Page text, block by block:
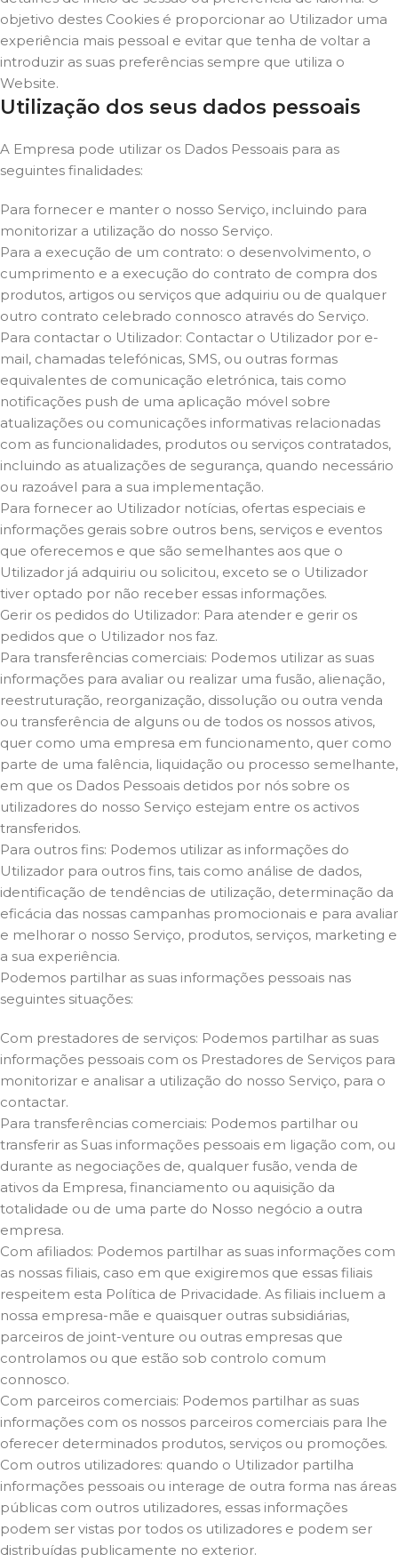
objetivo destes Cookies é proporcionar ao Utilizador uma
experiência mais pessoal e evitar que tenha de voltar a
introduzir as suas preferências sempre que utiliza o
Website.
Utilização dos seus dados pessoais
A Empresa pode utilizar os Dados Pessoais para as
seguintes finalidades:
Para fornecer e manter o nosso Serviço, incluindo para
monitorizar a utilização do nosso Serviço.
Para a execução de um contrato: o desenvolvimento, o
cumprimento e a execução do contrato de compra dos
produtos, artigos ou serviços que adquiriu ou de qualquer
outro contrato celebrado connosco através do Serviço.
Para contactar o Utilizador: Contactar o Utilizador por e-
mail, chamadas telefónicas, SMS, ou outras formas
equivalentes de comunicação eletrónica, tais como
notificações push de uma aplicação móvel sobre
atualizações ou comunicações informativas relacionadas
com as funcionalidades, produtos ou serviços contratados,
incluindo as atualizações de segurança, quando necessário
ou razoável para a sua implementação.
Para fornecer ao Utilizador notícias, ofertas especiais e
informações gerais sobre outros bens, serviços e eventos
que oferecemos e que são semelhantes aos que o
Utilizador já adquiriu ou solicitou, exceto se o Utilizador
tiver optado por não receber essas informações.
Gerir os pedidos do Utilizador: Para atender e gerir os
pedidos que o Utilizador nos faz.
Para transferências comerciais: Podemos utilizar as suas
informações para avaliar ou realizar uma fusão, alienação,
reestruturação, reorganização, dissolução ou outra venda
ou transferência de alguns ou de todos os nossos ativos,
quer como uma empresa em funcionamento, quer como
parte de uma falência, liquidação ou processo semelhante,
em que os Dados Pessoais detidos por nós sobre os
utilizadores do nosso Serviço estejam entre os activos
transferidos.
Para outros fins: Podemos utilizar as informações do
Utilizador para outros fins, tais como análise de dados,
identificação de tendências de utilização, determinação da
eficácia das nossas campanhas promocionais e para avaliar
e melhorar o nosso Serviço, produtos, serviços, marketing e
a sua experiência.
Podemos partilhar as suas informações pessoais nas
seguintes situações:
Com prestadores de serviços: Podemos partilhar as suas
informações pessoais com os Prestadores de Serviços para
monitorizar e analisar a utilização do nosso Serviço, para o
contactar.
Para transferências comerciais: Podemos partilhar ou
transferir as Suas informações pessoais em ligação com, ou
durante as negociações de, qualquer fusão, venda de
ativos da Empresa, financiamento ou aquisição da
totalidade ou de uma parte do Nosso negócio a outra
empresa.
Com afiliados: Podemos partilhar as suas informações com
as nossas filiais, caso em que exigiremos que essas filiais
respeitem esta Política de Privacidade. As filiais incluem a
nossa empresa-mãe e quaisquer outras subsidiárias,
parceiros de joint-venture ou outras empresas que
controlamos ou que estão sob controlo comum
connosco.
Com parceiros comerciais: Podemos partilhar as suas
informações com os nossos parceiros comerciais para lhe
oferecer determinados produtos, serviços ou promoções.
Com outros utilizadores: quando o Utilizador partilha
informações pessoais ou interage de outra forma nas áreas
públicas com outros utilizadores, essas informações
podem ser vistas por todos os utilizadores e podem ser
distribuídas publicamente no exterior.